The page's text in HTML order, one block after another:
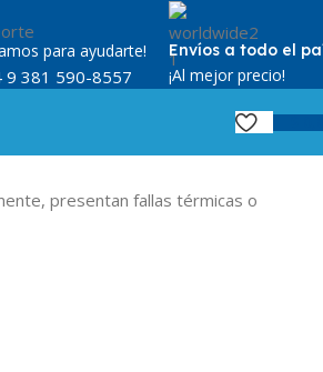
para ayudarte!
9 381 590-8557
Envíos a todo el
¡Al mejor precio!
$
presentan fallas térmicas o